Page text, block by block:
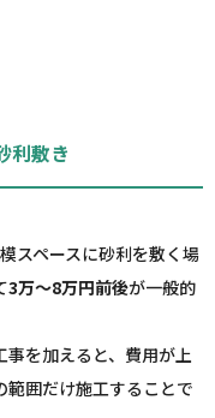
利敷き
スペースに砂利を敷く場
3万～8万円前後が一般的
を加えると、費用が上
囲だけ施工することで